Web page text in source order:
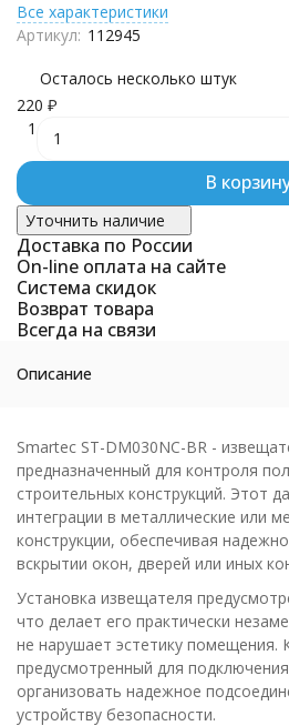
Все характеристики
Артикул: 112945
Осталось несколько штук
220 ₽
1
В
Уточнить наличие
Доставка по России
On-line оплата на сайте
Система скидок
Возврат товара
Всегда на связи
Описание
Smartec ST-DM030NC-BR -
предназначенный для контроля
строительных конструкций. Этот
интеграции в металлические или
конструкции, обеспечивая
вскрытии окон, дверей или иных
Установка извещателя
что делает его практически
не нарушает эстетику помещения.
предусмотренный для
организовать надежное
устройству безопасности.